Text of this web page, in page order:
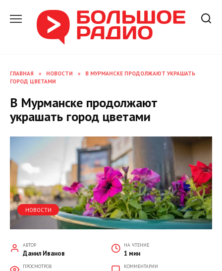
содержанию
ГЛАВНАЯ » НОВОСТИ »
В МУРМАНСКЕ ПРОДОЛЖАЮТ УКРАШАТЬ
ГОРОД ЦВЕТАМИ
В Мурманске продолжают
украшать город цветами
НОВОСТИ
АВТОР
Данил Иванов
НА ЧТЕНИЕ
1 мин
ПРОСМОТРОВ КОММЕНТАРИИ